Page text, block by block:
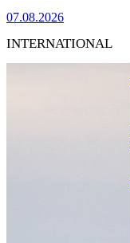
07.08.2026
INTERNATIONAL